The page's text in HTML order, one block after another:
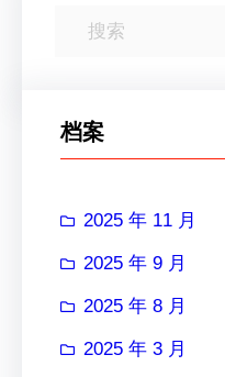
档案
2025 年 11 月
2025 年 9 月
2025 年 8 月
2025 年 3 月